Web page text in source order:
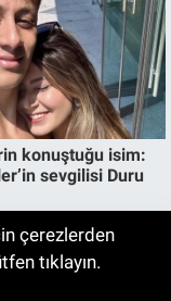
çerezlerden
tıklayın.
Zaman,